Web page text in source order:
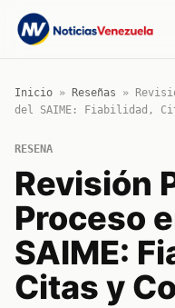
Inicio » Reseñas »
del SAIME: Fiabilidad,
RESENA
Revisión
Proceso
SAIME:
Citas y